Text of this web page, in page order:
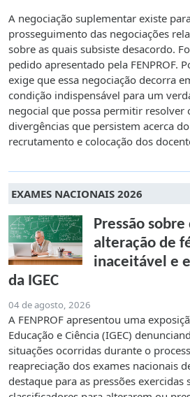
A negociação suplementar existe
prosseguimento das negociações
sobre as quais subsiste desacordo.
pedido apresentado pela FENPROF.
exige que essa negociação decorra
condição indispensável para um
negocial que possa permitir resolver
divergências que persistem acerca
recrutamento e colocação dos
EXAMES NACIONAIS 2026
Pressão
alteração de
inaceitável e
da IGEC
04 de agosto, 2026
A FENPROF apresentou uma
Educação e Ciência (IGEC)
situações ocorridas durante o
reapreciação dos exames nacionais
destaque para as pressões exercidas